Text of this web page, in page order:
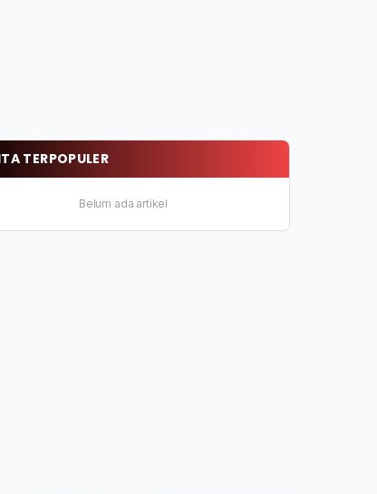
TERPOPULER
Belum ada artikel